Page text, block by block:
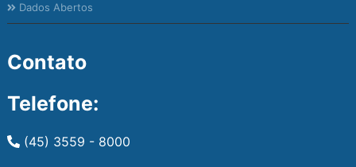
Dados Abertos
Contato
Telefone:
(45) 3559 - 8000